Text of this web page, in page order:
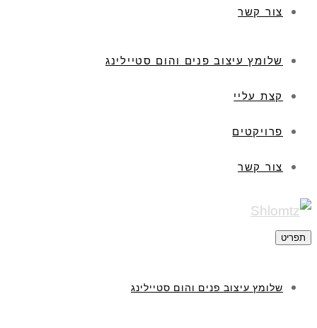
צור קשר
שלומץ עיצוב פנים והום סטיילינג
קצת עליי
פרויקטים
צור קשר
תפריט
שלומץ עיצוב פנים והום סטיילינג